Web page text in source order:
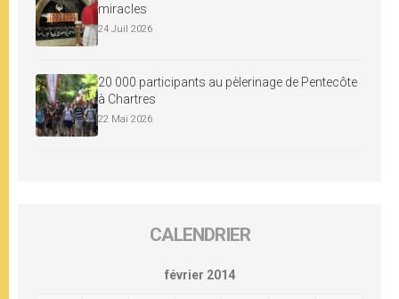
miracles
24 Juil 2026
20 000 participants au pèlerinage de Pentecôte
à Chartres
22 Mai 2026
CALENDRIER
février 2014